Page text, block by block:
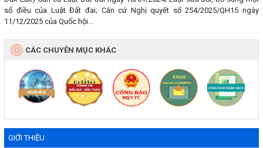
GIỚI THIỆU
số điều của Luật Đất đai; Căn cứ Nghị quyết số 254/2025/QH15 ngày
11/12/2025 của Quốc hội...
CÁC CHUYÊN MỤC KHÁC